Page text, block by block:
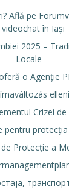
Află pe
în Iași
2025 –
Locale
o Agenție
Crizei de
pentru
Protecție a